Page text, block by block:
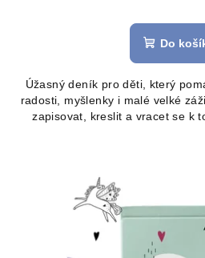
z
5
Do
Úžasný deník pro děti, který
radosti, myšlenky i malé velké
zapisovat, kreslit a vracet se k